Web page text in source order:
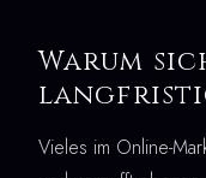
Warum
Vieles im Online-